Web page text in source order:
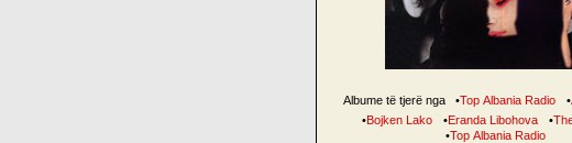
Albume të tjerë nga •Top Albania Radio •
•Bojken Lako •Eranda Libohova •
•Top Albania Radio